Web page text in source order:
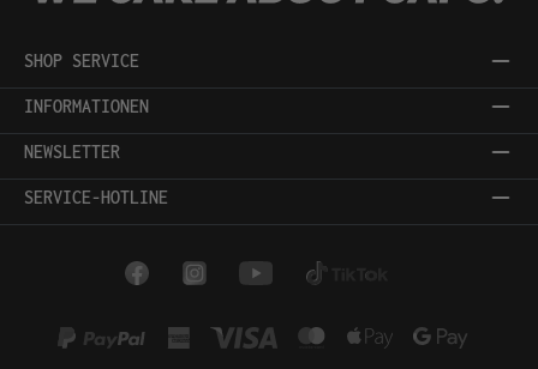
SHOP SERVICE
INFORMATIONEN
NEWSLETTER
SERVICE-HOTLINE